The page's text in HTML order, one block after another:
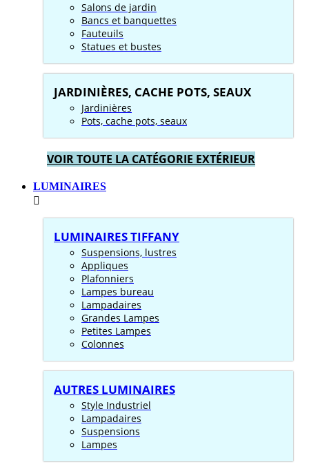
Salons de jardin
Bancs et banquettes
Fauteuils
Statues et bustes
JARDINIÈRES, CACHE POTS, SEAUX
Jardinières
Pots, cache pots, seaux
VOIR TOUTE LA CATÉGORIE EXTÉRIEUR
LUMINAIRES
LUMINAIRES TIFFANY
Suspensions, lustres
Appliques
Plafonniers
Lampes bureau
Lampadaires
Grandes Lampes
Petites Lampes
Colonnes
AUTRES LUMINAIRES
Style Industriel
Lampadaires
Suspensions
Lampes